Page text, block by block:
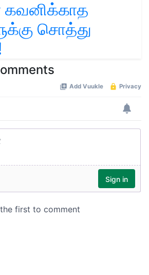
சொத்து